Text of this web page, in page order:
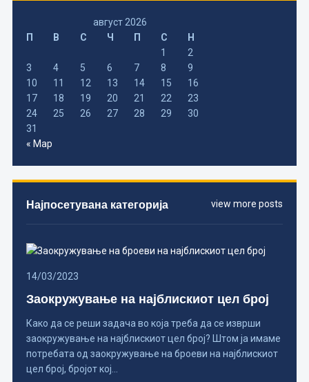
август 2026
П
В С Ч П С
Н
1
2
3
4 5 6 7 8
9
10
11 12 13 14 15
16
17
18 19 20 21 22
23
24
25 26 27 28 29
30
31
« Мар
view more posts
Најпосетувана категорија
14/03/2023
Заокружување на најблискиот цел број
Како да се реши задача во која треба да се изврши
заокружување на најблискиот цел број? Штом ја имаме
потребата од заокружување на броеви на најблискиот
цел број, бројот кој…